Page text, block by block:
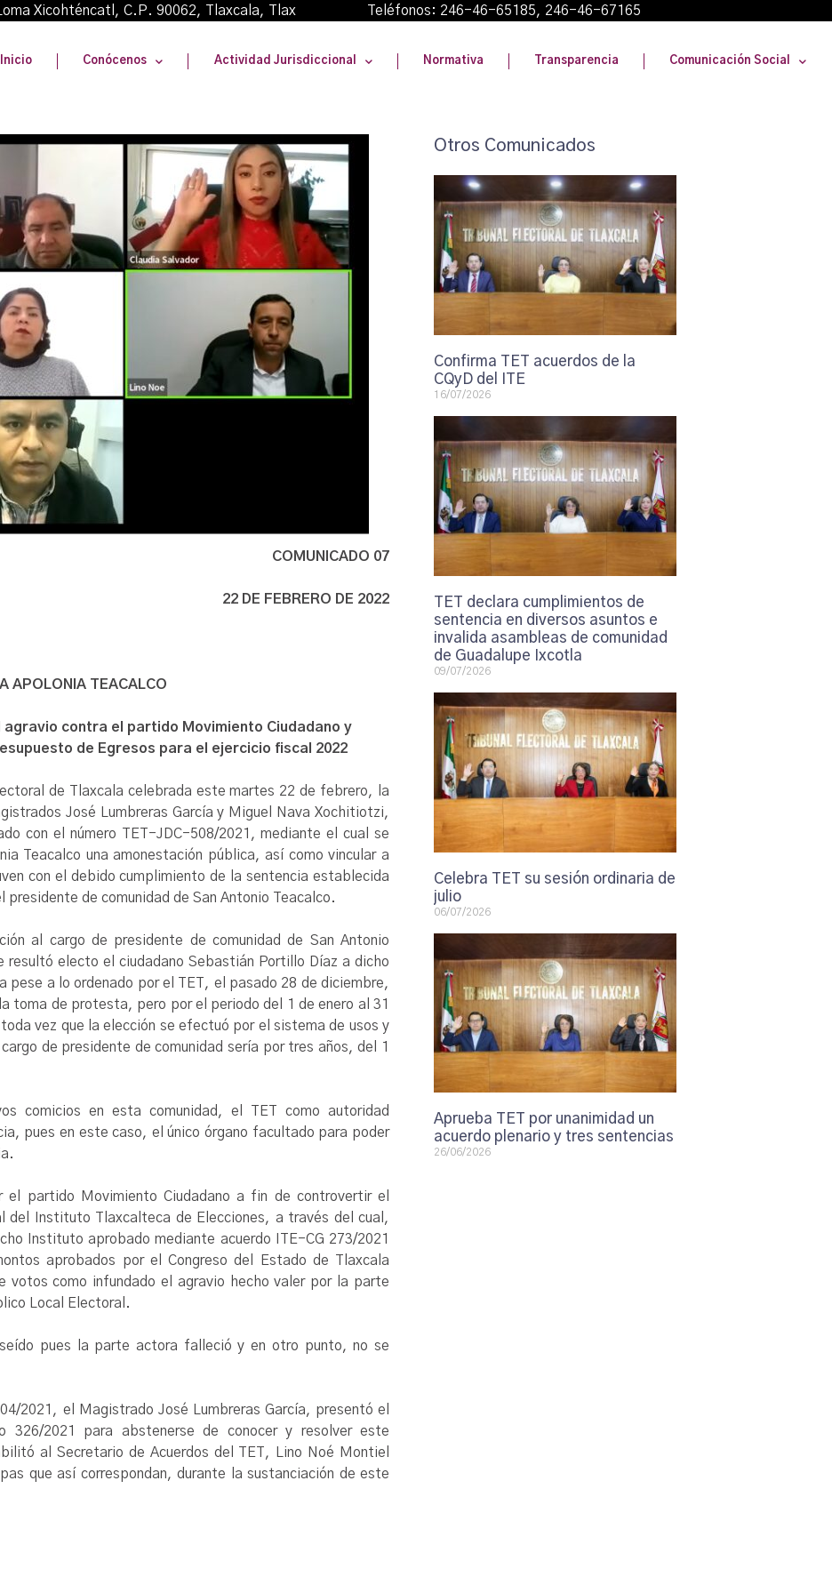
Loma Xicohténcatl, C.P. 90062, Tlaxcala, Tlax Teléfonos: 246-46-65185, 246-46-67165
Inicio Conócenos Actividad Jurisdiccional Normativa Transparencia Comunicación Social
COMUNICADO 07
22 DE FEBRERO DE 2022
APOLONIA TEACALCO
contra el partido Movimiento Ciudadano y
de Egresos para el ejercicio fiscal 2022
de Tlaxcala celebrada este martes 22 de febrero, la
José Lumbreras García y Miguel Nava Xochitiotzi,
con el número TET-JDC-508/2021, mediante el cual se
Teacalco una amonestación pública, así como vincular a
con el debido cumplimiento de la sentencia establecida
de comunidad de San Antonio Teacalco.
al cargo de presidente de comunidad de San Antonio
resultó electo el ciudadano Sebastián Portillo Díaz a dicho
a lo ordenado por el TET, el pasado 28 de diciembre,
toma de protesta, pero por el periodo del 1 de enero al 31
vez que la elección se efectuó por el sistema de usos y
de presidente de comunidad sería por tres años, del 1
comicios en esta comunidad, el TET como autoridad
pues en este caso, el único órgano facultado para poder
partido Movimiento Ciudadano a fin de controvertir el
del Instituto Tlaxcalteca de Elecciones, a través del cual,
Instituto aprobado mediante acuerdo ITE-CG 273/2021
aprobados por el Congreso del Estado de Tlaxcala
votos como infundado el agravio hecho valer por la parte
Local Electoral.
pues la parte actora falleció y en otro punto, no se
2021, el Magistrado José Lumbreras García, presentó el
326/2021 para abstenerse de conocer y resolver este
al Secretario de Acuerdos del TET, Lino Noé Montiel
que así correspondan, durante la sustanciación de este
Otros Comunicados
Confirma TET acuerdos de la
CQyD del ITE
16/07/2026
TET declara cumplimientos de
sentencia en diversos asuntos e
invalida asambleas de comunidad
de Guadalupe Ixcotla
09/07/2026
Celebra TET su sesión ordinaria de
julio
06/07/2026
Aprueba TET por unanimidad un
acuerdo plenario y tres sentencias
26/06/2026